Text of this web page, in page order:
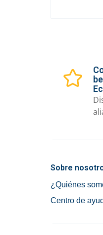
Sobre
¿Quiénes
Centro de